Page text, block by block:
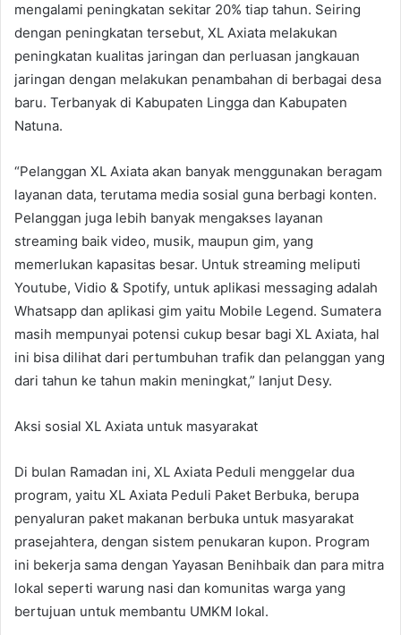
mengalami peningkatan sekitar 20% tiap tahun. Seiring
dengan peningkatan tersebut, XL Axiata melakukan
peningkatan kualitas jaringan dan perluasan jangkauan
jaringan dengan melakukan penambahan di berbagai desa
baru. Terbanyak di Kabupaten Lingga dan Kabupaten
Natuna.
“Pelanggan XL Axiata akan banyak menggunakan beragam
layanan data, terutama media sosial guna berbagi konten.
Pelanggan juga lebih banyak mengakses layanan
streaming baik video, musik, maupun gim, yang
memerlukan kapasitas besar. Untuk streaming meliputi
Youtube, Vidio & Spotify, untuk aplikasi messaging adalah
Whatsapp dan aplikasi gim yaitu Mobile Legend. Sumatera
masih mempunyai potensi cukup besar bagi XL Axiata, hal
ini bisa dilihat dari pertumbuhan trafik dan pelanggan yang
dari tahun ke tahun makin meningkat,” lanjut Desy.
Aksi sosial XL Axiata untuk masyarakat
Di bulan Ramadan ini, XL Axiata Peduli menggelar dua
program, yaitu XL Axiata Peduli Paket Berbuka, berupa
penyaluran paket makanan berbuka untuk masyarakat
prasejahtera, dengan sistem penukaran kupon. Program
ini bekerja sama dengan Yayasan Benihbaik dan para mitra
lokal seperti warung nasi dan komunitas warga yang
bertujuan untuk membantu UMKM lokal.